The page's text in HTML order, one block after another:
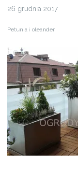
26 grudnia 2017
Petunia i oleander